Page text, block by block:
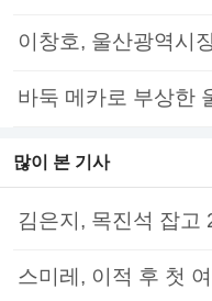
이창호, 울산광역시
바둑 메카로 부상한
많이 본 기사
김은지, 목진석 잡고
스미레, 이적 후 첫